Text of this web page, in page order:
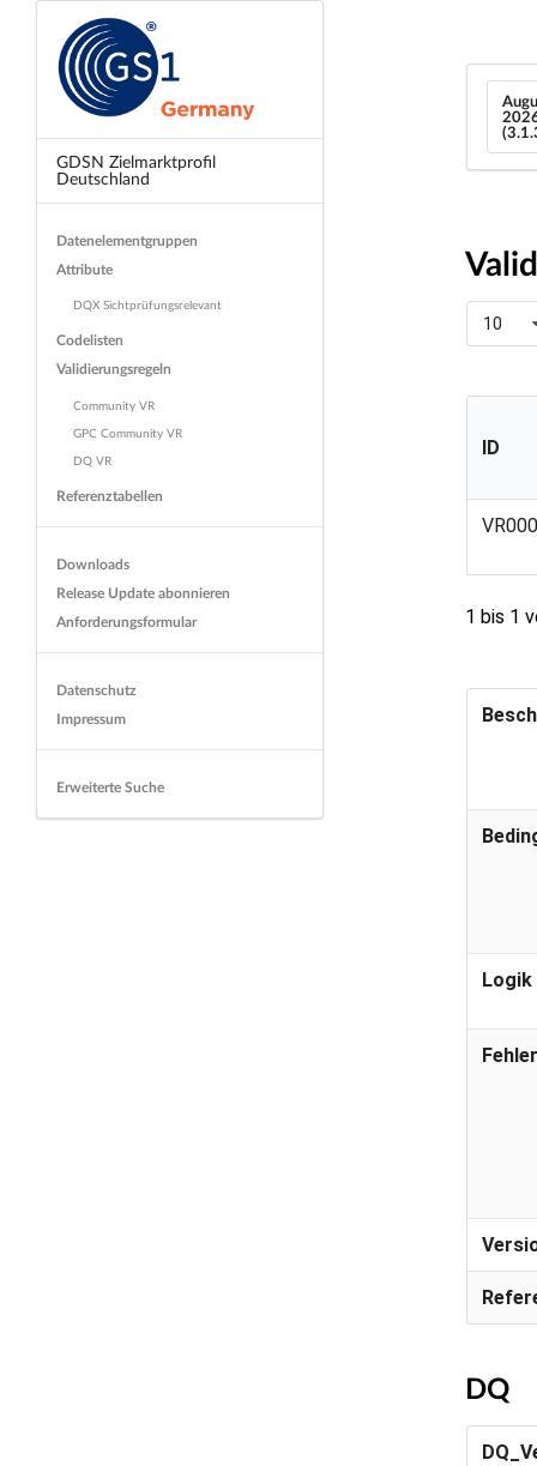
GDSN Zielmarktprofil
Deutschland
Datenelementgruppen
Attribute
DQX Sichtprüfungsrelevant
Codelisten
Validierungsregeln
Community VR
GPC Community VR
DQ VR
Referenztabellen
Downloads
Release Update abonnieren
Anforderungsformular
Datenschutz
Impressum
Erweiterte Suche
10
ID
1 bis 1
Logik
DQ